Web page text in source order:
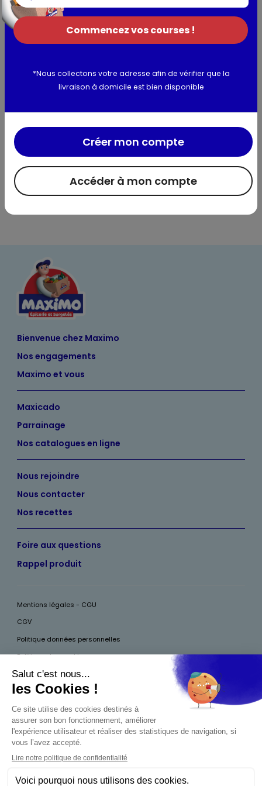
Utilisation et conservation
Informations complémentaires
Bienvenue chez Maximo
Nos engagements
Maximo et vous
Maxicado
Parrainage
Nos catalogues en ligne
Nous rejoindre
Nous contacter
Nos recettes
Foire aux questions
Rappel produit
Mentions légales - CGU
CGV
Politique données personnelles
Politique des cookies
Accessibilité
Pour votre santé, mangez au moins cinq fruits et légumes par jour, plus
d’infos surwww.mangerbouger.fr
aux mineurs de moins de 18 ans
Commencez vos courses !
*Nous collectons votre adresse afin de vérifier que la
livraison à domicile est bien disponible
Accéder à mon compte
Créer mon compte